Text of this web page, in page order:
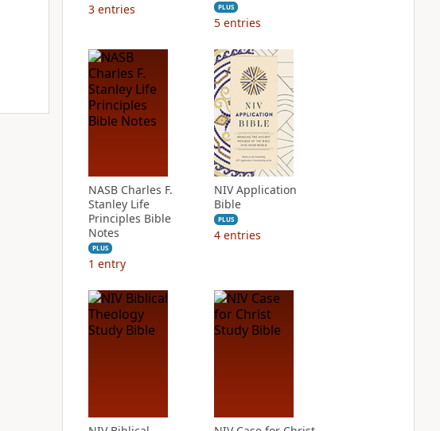
3 entries PLUS
5 entries
NASB Charles F.
Stanley Life
Principles Bible
Notes
PLUS
1 entry
NIV Application
Bible
PLUS
4 entries